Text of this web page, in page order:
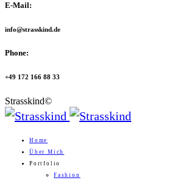
E-Mail:
info@strasskind.de
Phone:
+49 172 166 88 33
Strasskind©
Home
Über Mich
Portfolio
Fashion